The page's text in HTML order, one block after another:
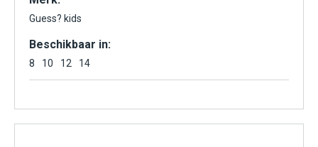
Guess? kids
Beschikbaar in:
8 10 12 14